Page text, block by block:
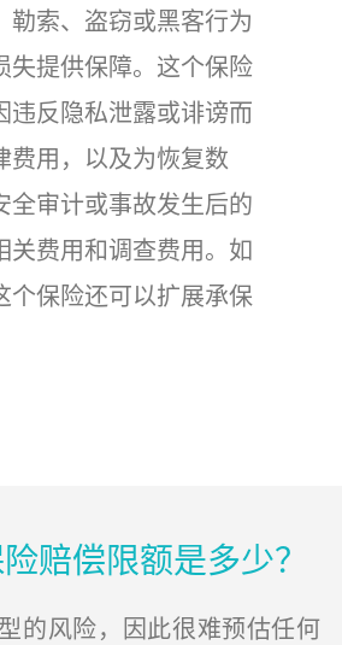
勒索、盗窃或黑客行为
失提供保障。这个保险
违反隐私泄露或诽谤而
费用，以及为恢复数
全审计或事故发生后的
关费用和调查费用。如
个保险还可以扩展承保
赔偿限额是多少？
的风险，因此很难预估任何